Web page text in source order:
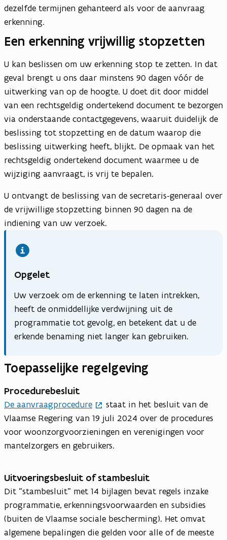
dezelfde termijnen gehanteerd als voor de aanvraag
erkenning.
Een erkenning vrijwillig stopzetten
U kan beslissen om uw erkenning stop te zetten. In dat
geval brengt u ons daar minstens 90 dagen vóór de
uitwerking van op de hoogte. U doet dit door middel
van een rechtsgeldig ondertekend document te bezorgen
via onderstaande contactgegevens, waaruit duidelijk de
beslissing tot stopzetting en de datum waarop die
beslissing uitwerking heeft, blijkt. De opmaak van het
rechtsgeldig ondertekend document waarmee u de
wijziging aanvraagt, is vrij te bepalen.
U ontvangt de beslissing van de secretaris-generaal over
de vrijwillige stopzetting binnen 90 dagen na de
indiening van uw verzoek.
Opgelet
Uw verzoek om de erkenning te laten intrekken,
heeft de onmiddellijke verdwijning uit de
programmatie tot gevolg, en betekent dat u de
erkende benaming niet langer kan gebruiken.
Toepasselijke regelgeving
Procedurebesluit
De aanvraagprocedure
staat in het besluit van de
Vlaamse Regering van 19 juli 2024 over de procedures
voor woonzorgvoorzieningen en verenigingen voor
mantelzorgers en gebruikers.
Uitvoeringsbesluit of stambesluit
Dit “stambesluit” met 14 bijlagen bevat regels inzake
programmatie, erkenningsvoorwaarden en subsidies
(buiten de Vlaamse sociale bescherming). Het omvat
algemene bepalingen die gelden voor alle of de meeste